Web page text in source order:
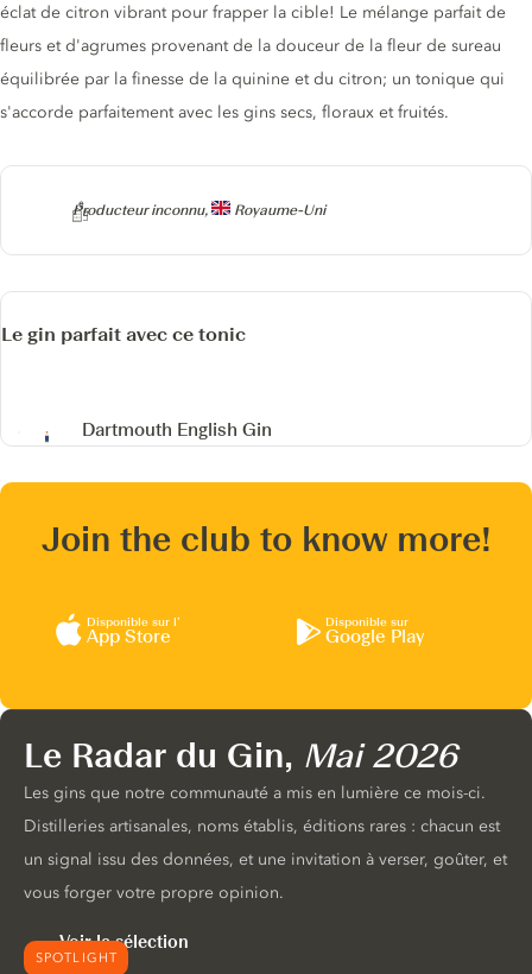
Producteur
Producteur inconnu, Royaume-Uni
éclat de citron vibrant pour frapper la cible! Le mélange parfait de
fleurs et d'agrumes provenant de la douceur de la fleur de sureau
équilibrée par la finesse de la quinine et du citron; un tonique qui
s'accorde parfaitement avec les gins secs, floraux et fruités.
Le gin parfait avec ce tonic
Dartmouth English Gin
Join the club to know more!
Disponible sur l’
App Store
Disponible sur
Google Play
SPOTLIGHT
Le Radar du Gin, Mai 2026
Les gins que notre communauté a mis en lumière ce mois-ci.
Distilleries artisanales, noms établis, éditions rares : chacun est
un signal issu des données, et une invitation à verser, goûter, et
vous forger votre propre opinion.
Voir la sélection